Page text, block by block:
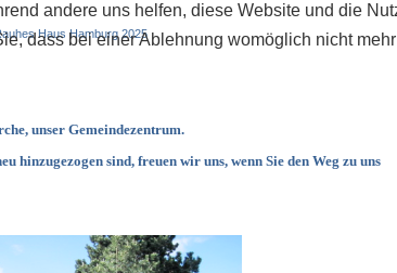
Haus Hamburg 2025
unser Gemeindezentrum.
hinzugezogen sind, freuen wir uns, wenn Sie den Weg zu uns
andere uns helfen, diese Website und die
dass bei einer Ablehnung womöglich nicht